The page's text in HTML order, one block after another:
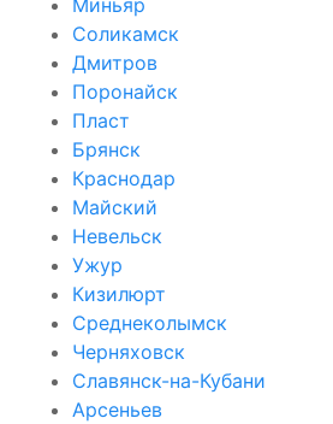
Соликамск
Дмитров
Поронайск
Пласт
Брянск
Краснодар
Майский
Невельск
Ужур
Кизилюрт
Среднеколымск
Черняховск
Славянск-на-Кубани
Арсеньев